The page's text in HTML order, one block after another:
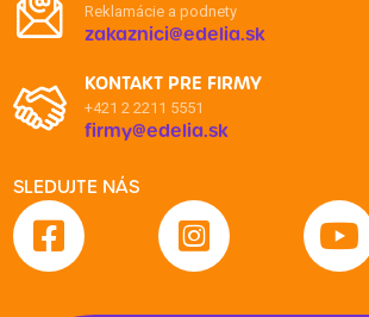
Reklamácie a podnety
zakaznici@edelia.sk
KONTAKT PRE FIRMY
+421 2 2211 5551
firmy@edelia.sk
SLEDUJTE NÁS